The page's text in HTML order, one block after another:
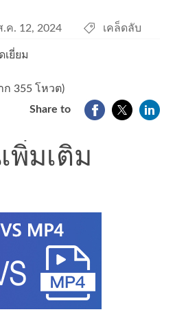
.ค. 12, 2024 เคล็ดลับ
เยี่ยม
ก 355 โหวต)
Share to
พิ่มเติม